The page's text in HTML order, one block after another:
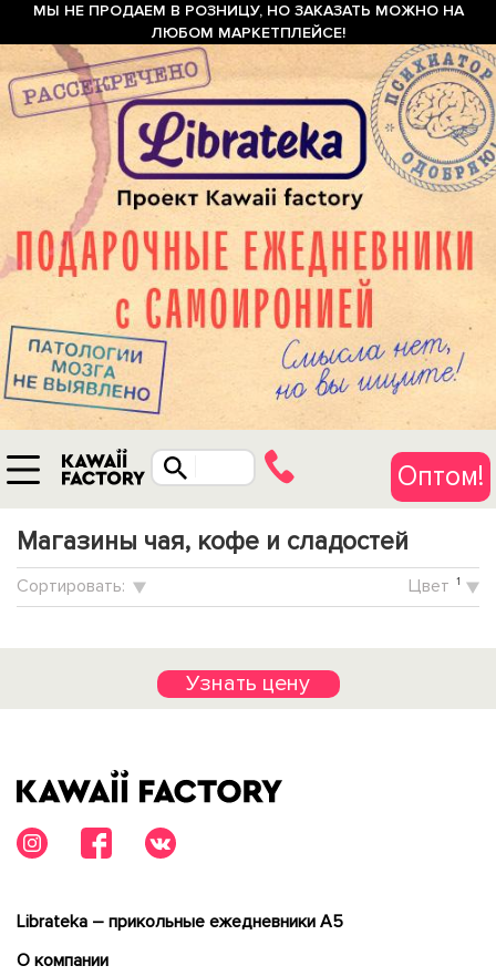
МЫ НЕ ПРОДАЕМ В РОЗНИЦУ, НО ЗАКАЗАТЬ МОЖНО НА
ЛЮБОМ МАРКЕТПЛЕЙСЕ!
Оптом!
Магазины чая, кофе и сладостей
Cортировать: Цвет 1
Узнать цену
Librateka – прикольные ежедневники А5
О компании